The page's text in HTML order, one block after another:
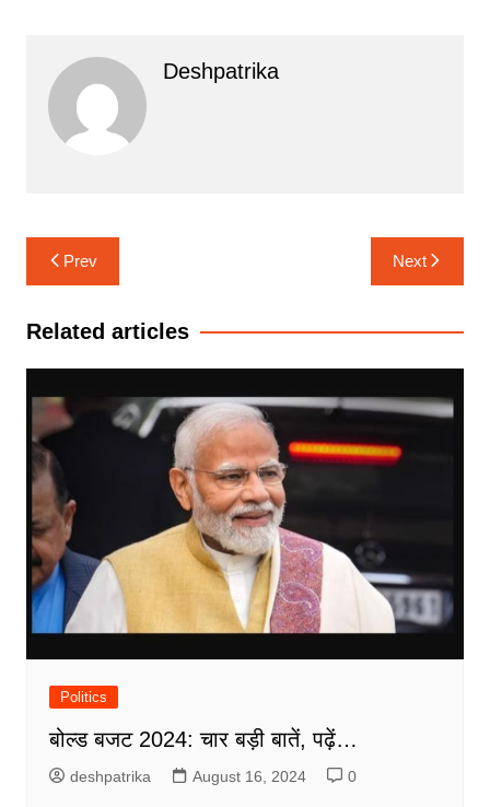
Deshpatrika
Post
navigation
Prev Next
Related articles
Politics
बोल्ड बजट 2024: चार बड़ी बातें, पढ़ें…
deshpatrika August 16, 2024 0